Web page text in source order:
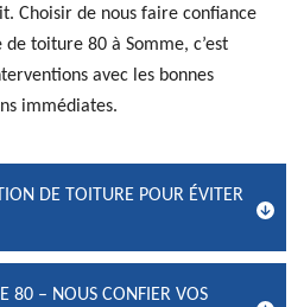
Choisir de nous faire confiance
toiture 80 à Somme, c’est
avec les bonnes
immédiates.
DE TOITURE POUR ÉVITER
80 – NOUS CONFIER VOS